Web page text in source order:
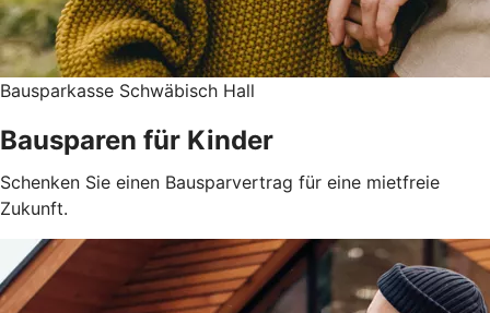
Bausparkasse Schwäbisch Hall
Bausparen für Kinder
Schenken Sie einen Bausparvertrag für eine mietfreie
Zukunft.